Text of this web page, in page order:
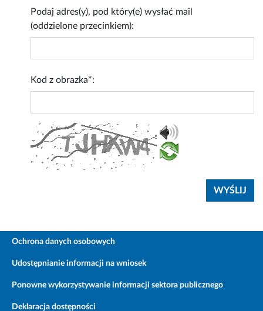
Podaj adres(y), pod który(e) wysłać mail
(oddzielone przecinkiem):
Kod z obrazka*:
Ochrona danych osobowych
Udostępnianie informacji na wniosek
Ponowne wykorzystywanie informacji sektora publicznego
Deklaracja dostępności